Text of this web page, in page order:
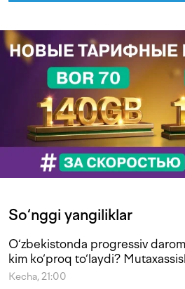
So‘nggi yangiliklar
O‘zbekistonda progressiv
kim ko‘proq to‘laydi?
Kecha, 21:00